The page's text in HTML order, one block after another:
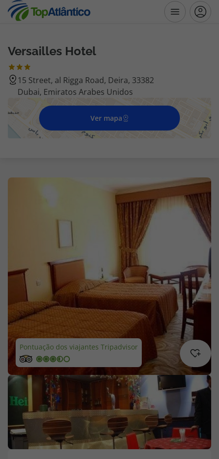
Destinos
Voos
Hotéis
Voos + Hotel
Disneyland ® Paris
Promoções
Especialistas
Cheque Viagem
Rede de Lojas
Blog TopViagens
Área de Cliente
Agências
Versailles Hotel
15 Street, al Rigga Road, Deira, 33382
Dubai, Emiratos Arabes Unidos
Ver mapa
Pontuação dos viajantes Tripadvisor